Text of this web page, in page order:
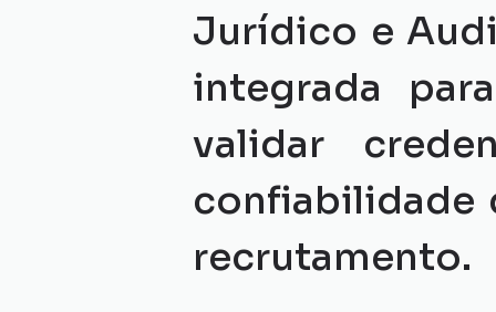
Jurídico e
integrada
validar
confiabilidade
recrutamento.